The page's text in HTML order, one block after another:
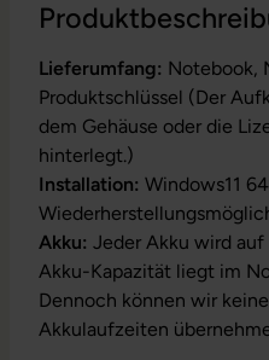
Lieferumfang: Notebook,
Produktschlüssel (Der
dem Gehäuse oder die
hinterlegt.)
Installation: Windows11
Akku: Jeder Akku wird
Akku-Kapazität liegt im
Dennoch können wir
Akkulaufzeiten